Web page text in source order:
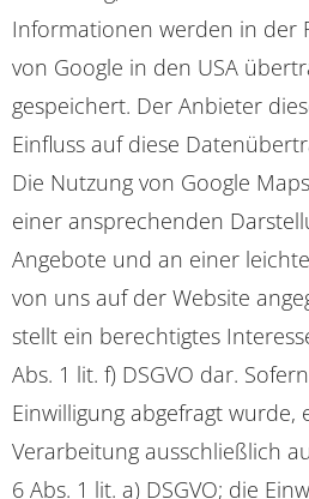
Informationen werden in der
von Google in den USA
gespeichert. Der Anbieter
Einfluss auf diese
Die Nutzung von Google
einer ansprechenden
Angebote und an einer
von uns auf der Website
stellt ein berechtigtes
Abs. 1 lit. f) DSGVO dar.
Einwilligung abgefragt wurde,
Verarbeitung ausschließlich
6 Abs. 1 lit. a) DSGVO; die